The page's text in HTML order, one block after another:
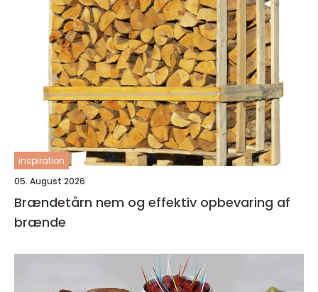
inspiration
05. August 2026
Brændetårn nem og effektiv opbevaring af
brænde